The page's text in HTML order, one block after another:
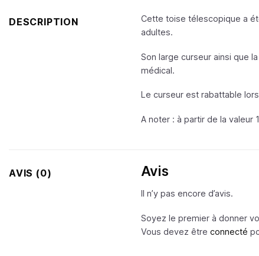
DESCRIPTION
Cette toise télescopique a
adultes.
Son large curseur ainsi que
médical.
Le curseur est rabattable
A noter : à partir de la valeur
AVIS (0) Avis
Il n’y pas encore d’avis.
Soyez le premier à donner
Vous devez être connecté